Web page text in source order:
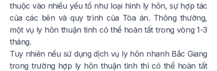
thuộc vào nhiều yếu tố như loại hình ly hôn, sự hợp tác
của các bên và quy trình của Tòa án. Thông thường,
một vụ ly hôn thuận tình có thể hoàn tất trong vòng 1-3
tháng.
Tuy nhiên nếu sử dụng dịch vụ ly hôn nhanh Bắc Giang
trong trường hợp ly hôn thuận tình thì có thể hoàn tất